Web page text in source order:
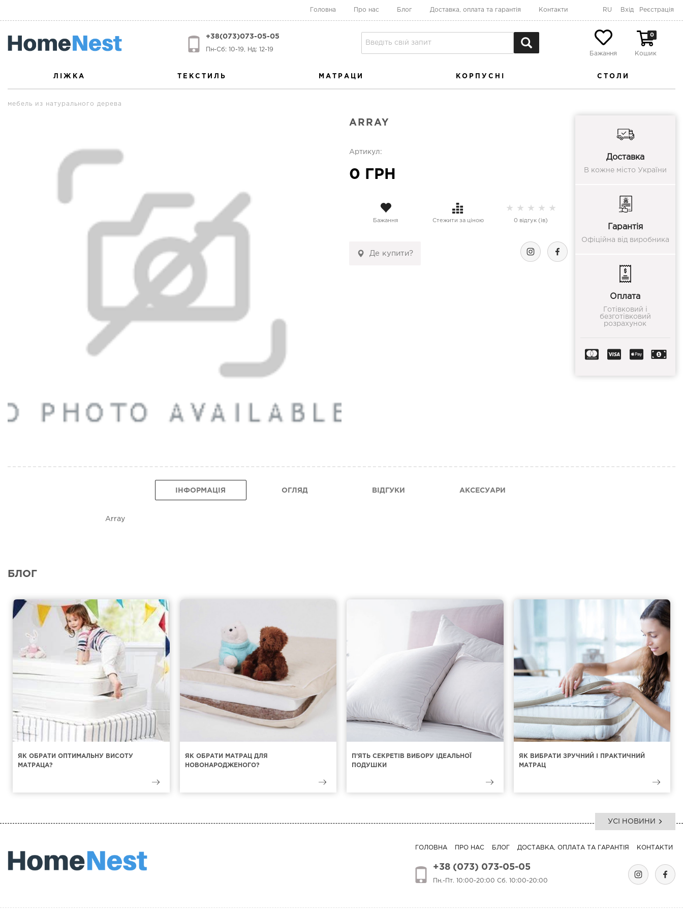
Головна Про нас Блог Доставка, оплата та гарантія Контакти RU Вхід Реєстрація
+38(073)073-05-05
Пн-Сб: 10-19, Нд: 12-19
Бажання
0
Кошик
ЛІЖКА ТЕКСТИЛЬ МАТРАЦИ КОРПУСНІ СТОЛИ
мебель из натурального дерева
ARRAY
Артикул:
0 ГРН
Бажання Стежити за ціною
★ ★ ★ ★ ★
0 відгук (ів)
Де купити?
Доставка
В кожне місто України
Гарантія
Офіційна від виробника
Оплата
Готівковий і
безготівковий
розрахунок
ІНФОРМАЦІЯ ОГЛЯД ВІДГУКИ АКСЕСУАРИ
Array
БЛОГ
ЯК ОБРАТИ ОПТИМАЛЬНУ ВИСОТУ
МАТРАЦА?
ЯК ОБРАТИ МАТРАЦ ДЛЯ
НОВОНАРОДЖЕНОГО?
П'ЯТЬ СЕКРЕТІВ ВИБОРУ ІДЕАЛЬНОЇ
ПОДУШКИ
ЯК ВИБРАТИ ЗРУЧНИЙ І ПРАКТИЧНИЙ
МАТРАЦ
УСІ НОВИНИ
ГОЛОВНА ПРО НАС БЛОГ ДОСТАВКА, ОПЛАТА ТА ГАРАНТІЯ КОНТАКТИ
+38 (073) 073-05-05
Пн.-Пт. 10:00-20:00 Сб. 10:00-20:00